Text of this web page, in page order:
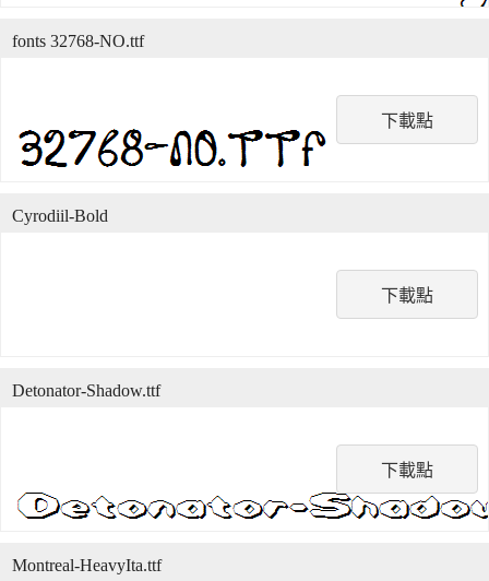
下載點
fonts 32768-NO.ttf
下載點
Cyrodiil-Bold
下載點
Detonator-Shadow.ttf
Montreal-HeavyIta.ttf